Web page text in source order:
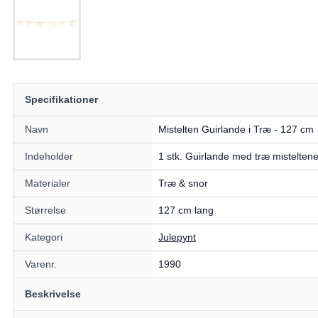
Specifikationer
Navn Mistelten Guirlande i Træ - 127 cm
Indeholder 1 stk. Guirlande med træ misteltene
Materialer Træ & snor
Størrelse 127 cm lang
Kategori Julepynt
Varenr. 1990
Beskrivelse